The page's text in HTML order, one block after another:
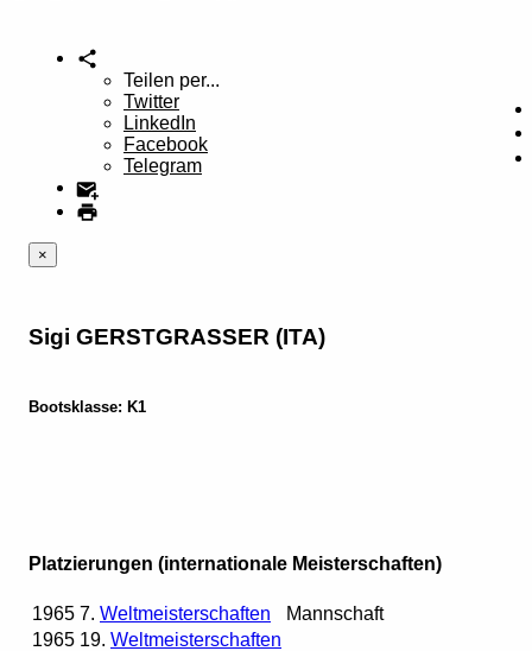
Teilen per...
Twitter
LinkedIn
Facebook
Telegram
×
Sigi GERSTGRASSER (ITA)
Bootsklasse: K1
Platzierungen (internationale Meisterschaften)
1965 7. Weltmeisterschaften
Mannschaft
1965 19. Weltmeisterschaften